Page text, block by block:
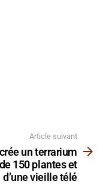
Article suivant
un terrarium
150 plantes et
d’une vieille télé